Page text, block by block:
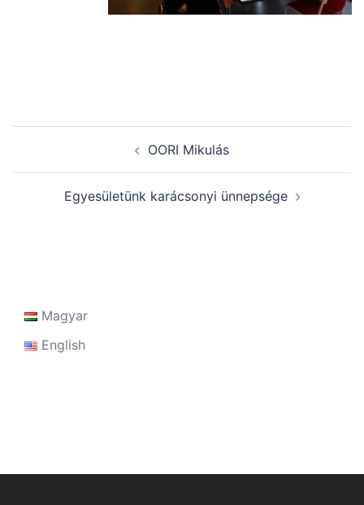
OORI Mikulás
Egyesületünk karácsonyi ünnepsége
Magyar
English